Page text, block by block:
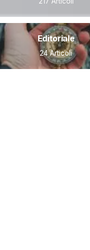
Editoriale
24 Articoli